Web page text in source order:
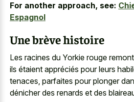
For another approach, see:
Espagnol
Une brève histoire
Les racines du Yorkie rouge
ils étaient appréciés pour leurs
tenaces, parfaites pour plonger
dénicher des renards et des